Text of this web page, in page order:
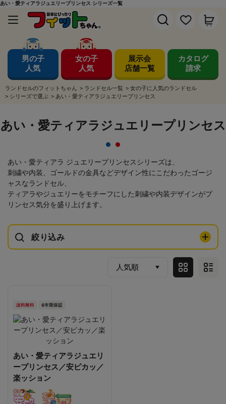
あい・愛ティアラジュエリープリンセス シリーズ一覧
男の子
人気
女の子
人気
展示会
店舗一覧
カタログ
請求
ランドセルのフィットちゃん > ランドセル一覧 > 女の子に人気のランドセル
> シリーズで選ぶ > あい・愛ティアラジュエリープリンセス
あい・愛ティアラジュエリープリンセス
あい・愛ティアラ ジュエリープリンセスシリーズは、
刺繍や内装、ゴールドの金具などデザイン性にこだわったゴージ
ャスなランドセル、
ティアラやジュエリーをモチーフにした刺繍や内装デザインがプ
リンセス気分を盛り上げます。
絞り込み
あい・愛ティアラジュエリ
ープリンセス／安ピカッ／
楽ッション